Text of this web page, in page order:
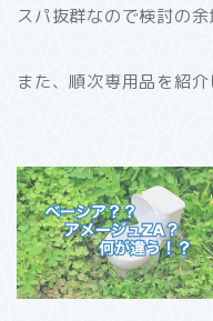
スパ抜群なので検討の余
また、順次専用品を紹